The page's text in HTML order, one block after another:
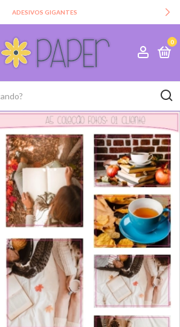
ADESIVOS GIGANTES
0